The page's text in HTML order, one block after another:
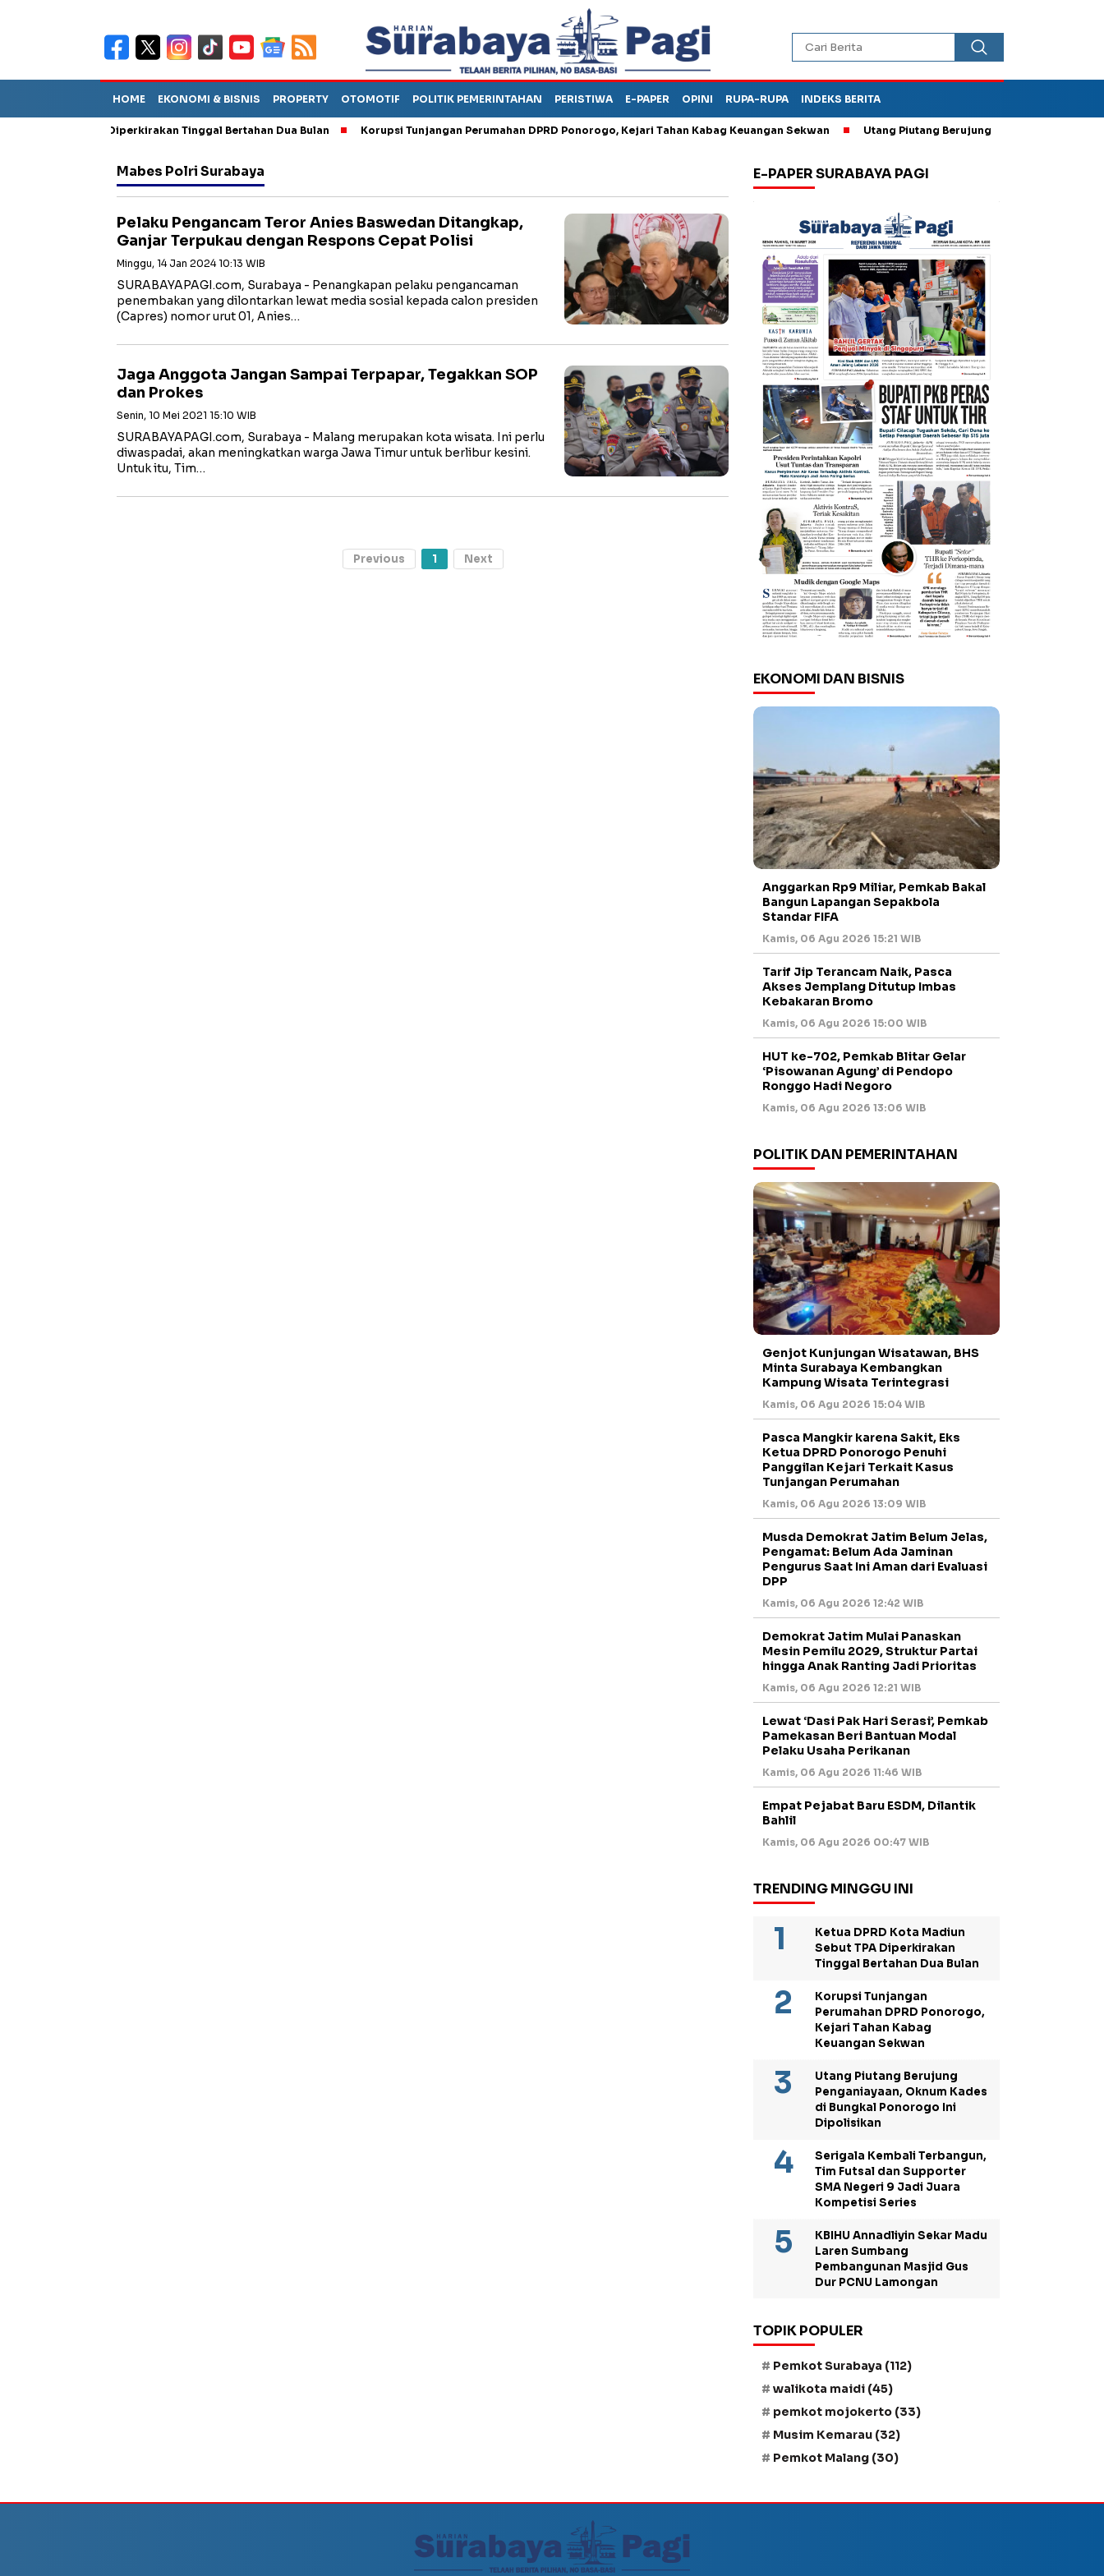
HOME EKONOMI & BISNIS PROPERTY OTOMOTIF POLITIK PEMERINTAHAN PERISTIWA E-PAPER OPINI RUPA-RUPA INDEKS BERITA
Sebut TPA Diperkirakan Tinggal Bertahan Dua Bulan Korupsi Tunjangan Perumahan DPRD Ponorogo, Kejari Tahan Kabag Keuangan Sekwan Utang Piutang Berujung Penganiayaan, Oknum
Mabes Polri Surabaya
Pelaku Pengancam Teror Anies Baswedan Ditangkap,
Ganjar Terpukau dengan Respons Cepat Polisi
Minggu, 14 Jan 2024 10:13 WIB
SURABAYAPAGI.com, Surabaya - Penangkapan pelaku pengancaman
penembakan yang dilontarkan lewat media sosial kepada calon presiden
(Capres) nomor urut 01, Anies…
Jaga Anggota Jangan Sampai Terpapar, Tegakkan SOP
dan Prokes
Senin, 10 Mei 2021 15:10 WIB
SURABAYAPAGI.com, Surabaya - Malang merupakan kota wisata. Ini perlu
diwaspadai, akan meningkatkan warga Jawa Timur untuk berlibur kesini.
Untuk itu, Tim…
Previous 1 Next
E-PAPER SURABAYA PAGI
EKONOMI DAN BISNIS
Anggarkan Rp9 Miliar, Pemkab Bakal
Bangun Lapangan Sepakbola
Standar FIFA
Kamis, 06 Agu 2026 15:21 WIB
Tarif Jip Terancam Naik, Pasca
Akses Jemplang Ditutup Imbas
Kebakaran Bromo
Kamis, 06 Agu 2026 15:00 WIB
HUT ke-702, Pemkab Blitar Gelar
‘Pisowanan Agung’ di Pendopo
Ronggo Hadi Negoro
Kamis, 06 Agu 2026 13:06 WIB
POLITIK DAN PEMERINTAHAN
Genjot Kunjungan Wisatawan, BHS
Minta Surabaya Kembangkan
Kampung Wisata Terintegrasi
Kamis, 06 Agu 2026 15:04 WIB
Pasca Mangkir karena Sakit, Eks
Ketua DPRD Ponorogo Penuhi
Panggilan Kejari Terkait Kasus
Tunjangan Perumahan
Kamis, 06 Agu 2026 13:09 WIB
Musda Demokrat Jatim Belum Jelas,
Pengamat: Belum Ada Jaminan
Pengurus Saat Ini Aman dari Evaluasi
DPP
Kamis, 06 Agu 2026 12:42 WIB
Demokrat Jatim Mulai Panaskan
Mesin Pemilu 2029, Struktur Partai
hingga Anak Ranting Jadi Prioritas
Kamis, 06 Agu 2026 12:21 WIB
Lewat ‘Dasi Pak Hari Serasi’, Pemkab
Pamekasan Beri Bantuan Modal
Pelaku Usaha Perikanan
Kamis, 06 Agu 2026 11:46 WIB
Empat Pejabat Baru ESDM, Dilantik
Bahlil
Kamis, 06 Agu 2026 00:47 WIB
TRENDING MINGGU INI
Ketua DPRD Kota Madiun
Sebut TPA Diperkirakan
Tinggal Bertahan Dua Bulan
Korupsi Tunjangan
Perumahan DPRD Ponorogo,
Kejari Tahan Kabag
Keuangan Sekwan
Utang Piutang Berujung
Penganiayaan, Oknum Kades
di Bungkal Ponorogo Ini
Dipolisikan
Serigala Kembali Terbangun,
Tim Futsal dan Supporter
SMA Negeri 9 Jadi Juara
Kompetisi Series
KBIHU Annadliyin Sekar Madu
Laren Sumbang
Pembangunan Masjid Gus
Dur PCNU Lamongan
TOPIK POPULER
Pemkot Surabaya (112)
walikota maidi (45)
pemkot mojokerto (33)
Musim Kemarau (32)
Pemkot Malang (30)